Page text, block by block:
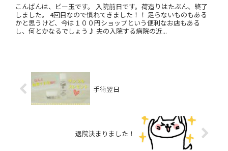
こんばんは、ビー玉です。 入院前日です。荷造りはたぶん、終了
しました。 4回目なので慣れてきました！！ 足らないものもある
かと思うけど、今は１００円ショップという便利なお店もある
し、何とかなるでしょう♪ 夫の入院する病院の近...
手術翌日
退院決まりました！